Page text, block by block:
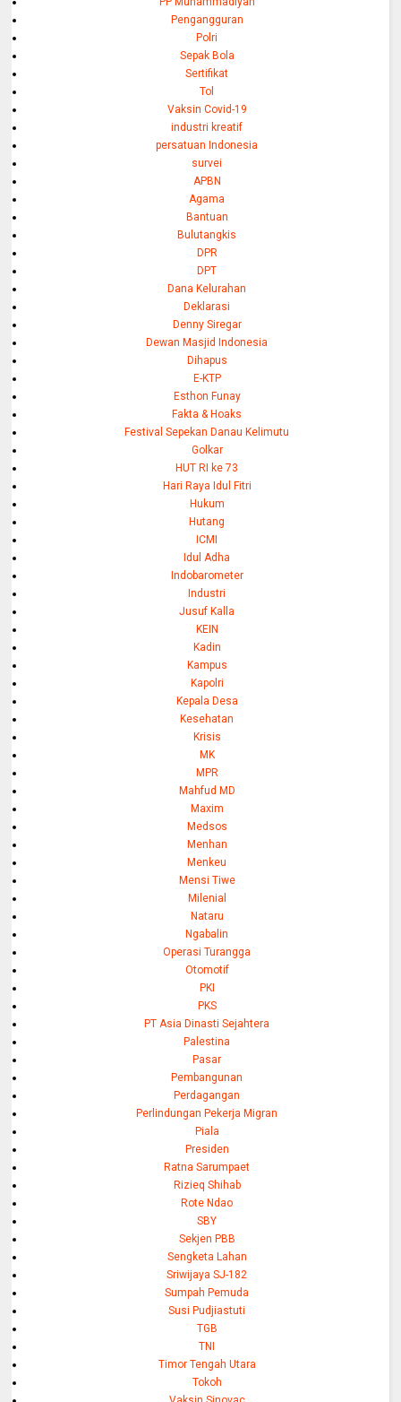
Pengangguran
Polri
Sepak Bola
Sertifikat
Tol
Vaksin Covid-19
industri kreatif
persatuan Indonesia
survei
APBN
Agama
Bantuan
Bulutangkis
DPR
DPT
Dana Kelurahan
Deklarasi
Denny Siregar
Dewan Masjid Indonesia
Dihapus
E-KTP
Esthon Funay
Fakta & Hoaks
Festival Sepekan Danau Kelimutu
Golkar
HUT RI ke 73
Hari Raya Idul Fitri
Hukum
Hutang
ICMI
Idul Adha
Indobarometer
Industri
Jusuf Kalla
KEIN
Kadin
Kampus
Kapolri
Kepala Desa
Kesehatan
Krisis
MK
MPR
Mahfud MD
Maxim
Medsos
Menhan
Menkeu
Mensi Tiwe
Milenial
Nataru
Ngabalin
Operasi Turangga
Otomotif
PKI
PKS
PT Asia Dinasti Sejahtera
Palestina
Pasar
Pembangunan
Perdagangan
Perlindungan Pekerja Migran
Piala
Presiden
Ratna Sarumpaet
Rizieq Shihab
Rote Ndao
SBY
Sekjen PBB
Sengketa Lahan
Sriwijaya SJ-182
Sumpah Pemuda
Susi Pudjiastuti
TGB
TNI
Timor Tengah Utara
Tokoh